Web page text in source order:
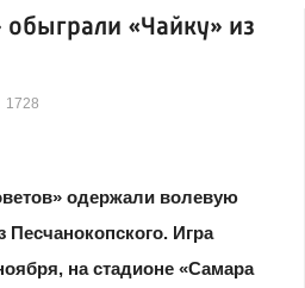
«Чайку» из
1728
одержали волевую
Песчанокопского. Игра
на стадионе «Самара